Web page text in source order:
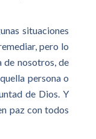
situaciones
pero lo
de nosotros, de
persona o
de Dios. Y
paz con todos